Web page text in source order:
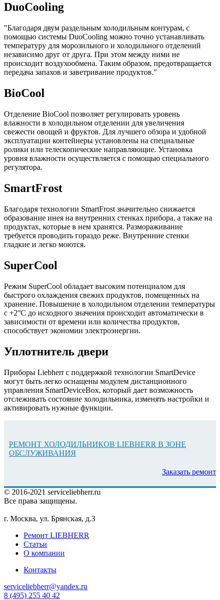
DuoCooling
"Благодаря двум раздельным холодильным контурам, с
помощью системы DuoCooling можно точно устанавливать
температуру для морозильного и холодильного отделений
независимо друг от друга. При этом между ними не
происходит воздухообмена. Таким образом, предотвращается
передача запахов и заветривание продуктов."
BioCool
Отделение BioCool позволяет регулировать уровень
влажности в холодильном отделении для увеличения
свежести овощей и фруктов. Для лучшего обзора и удобной
эксплуатации контейнеры установлены на специальные
ролики или телескопические направляющие. Установка
уровня влажности осуществляется с помощью специального
регулятора.
SmartFrost
Благодаря технологии SmartFrost значительно снижается
образование инея на внутренних стенках прибора, а также на
продуктах, которые в нем хранятся. Размораживание
требуется проводить гораздо реже. Внутренние стенки
гладкие и легко моются.
SuperCool
Режим SuperCool обладает высоким потенциалом для
быстрого охлаждения свежих продуктов, помещенных на
хранение. Повышение в холодильном отделении температуры
с +2°С до исходного значения происходит автоматически в
зависимости от времени или количества продуктов,
способствует экономии электроэнергии.
Уплотнитель двери
Приборы Liebherr с поддержкой технологии SmartDevice
могут быть легко оснащены модулем дистанционного
управления SmartDeviceBox, который дает возможность
отслеживать состояние холодильника, изменять настройки и
активировать нужные функции.
РЕМОНТ ХОЛОДИЛЬНИКОВ LIEBHERR В ЗОНЕ
ОБСЛУЖИВАНИЯ
Заказать ремонт
© 2016-2021 serviceliebherr.ru
Все права защищены.
г. Москва, ул. Брянская, д.3
Ремонт LIEBHERR
Статьи
О компании
Контакты
serviceliebherr@yandex.ru
8 (495) 255 40 42